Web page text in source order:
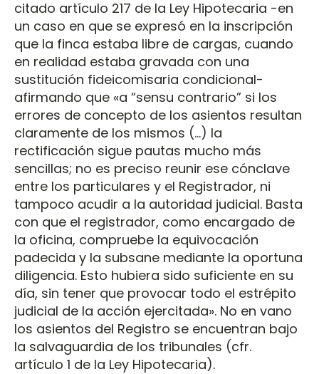
citado artículo 217 de la Ley Hipotecaria -en
un caso en que se expresó en la inscripción
que la finca estaba libre de cargas, cuando
en realidad estaba gravada con una
sustitución fideicomisaria condicional-
afirmando que «a “sensu contrario” si los
errores de concepto de los asientos resultan
claramente de los mismos (…) la
rectificación sigue pautas mucho más
sencillas; no es preciso reunir ese cónclave
entre los particulares y el Registrador, ni
tampoco acudir a la autoridad judicial. Basta
con que el registrador, como encargado de
la oficina, compruebe la equivocación
padecida y la subsane mediante la oportuna
diligencia. Esto hubiera sido suficiente en su
día, sin tener que provocar todo el estrépito
judicial de la acción ejercitada». No en vano
los asientos del Registro se encuentran bajo
la salvaguardia de los tribunales (cfr.
artículo 1 de la Ley Hipotecaria).